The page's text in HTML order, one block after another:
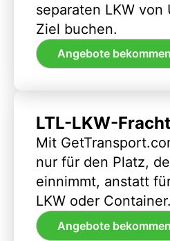
separaten LKW von
Ziel buchen.
Angebote bekommen
LTL-LKW-
Mit
nur für den Platz,
einnimmt, anstatt
LKW oder Container.
Angebote bekommen